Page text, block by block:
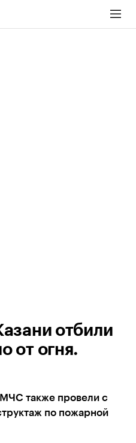
отбили
от огня.
МЧС также провели с
по пожарной